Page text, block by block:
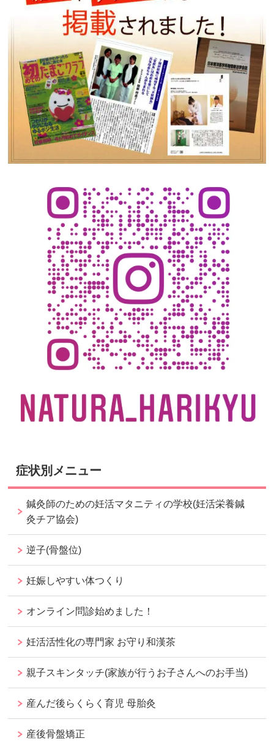
症状別メニュー
鍼灸師のための妊活マタニティの学校(妊活栄養鍼
灸チア協会)
逆子(骨盤位)
妊娠しやすい体つくり
オンライン問診始めました！
妊活活性化の専門家 お守り和漢茶
親子スキンタッチ(家族が行うお子さんへのお手当)
産んだ後らくらく育児 母胎灸
産後骨盤矯正